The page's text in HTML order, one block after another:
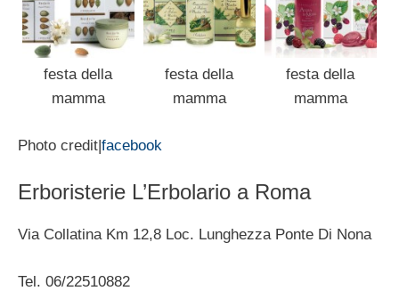
festa della
mamma
festa della
mamma
festa della
mamma
Photo credit|facebook
Erboristerie L’Erbolario a Roma
Via Collatina Km 12,8 Loc. Lunghezza Ponte Di Nona
Tel. 06/22510882